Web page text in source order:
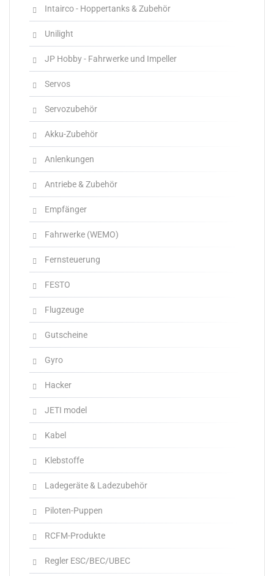
Intairco - Hoppertanks & Zubehör
Unilight
JP Hobby - Fahrwerke und Impeller
Servos
Servozubehör
Akku-Zubehör
Anlenkungen
Antriebe & Zubehör
Empfänger
Fahrwerke (WEMO)
Fernsteuerung
FESTO
Flugzeuge
Gutscheine
Gyro
Hacker
JETI model
Kabel
Klebstoffe
Ladegeräte & Ladezubehör
Piloten-Puppen
RCFM-Produkte
Regler ESC/BEC/UBEC